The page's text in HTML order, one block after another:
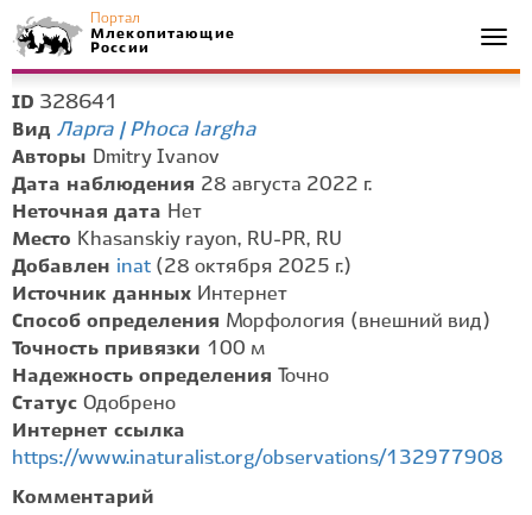
Портал
Млекопитающие
России
ID 328641
Вид Ларга | Phoca largha
Авторы Dmitry Ivanov
Дата наблюдения 28 августа 2022 г.
Неточная дата Нет
Место Khasanskiy rayon, RU-PR, RU
Добавлен inat (28 октября 2025 г.)
Источник данных Интернет
Способ определения Морфология (внешний вид)
Точность привязки 100 м
Надежность определения
Точно
Статус Одобрено
Интернет ссылка
https://www.inaturalist.org/observations/132977908
Комментарий